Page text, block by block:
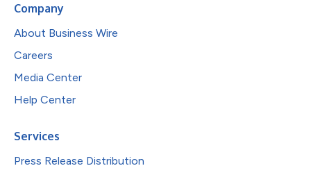
Company
About Business Wire
Careers
Media Center
Help Center
Services
Press Release Distribution